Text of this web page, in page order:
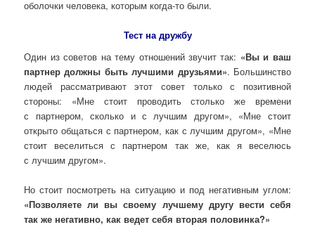
оболочки человека, которым когда-то были.
Тест на дружбу
Один из советов на тему отношений звучит так: «Вы и ваш
партнер должны быть лучшими друзьями». Большинство
людей рассматривают этот совет только с позитивной
стороны: «Мне стоит проводить столько же времени
с партнером, сколько и с лучшим другом», «Мне стоит
открыто общаться с партнером, как с лучшим другом», «Мне
стоит веселиться с партнером так же, как я веселюсь
с лучшим другом».
Но стоит посмотреть на ситуацию и под негативным углом:
«Позволяете ли вы своему лучшему другу вести себя
так же негативно, как ведет себя вторая половинка?»